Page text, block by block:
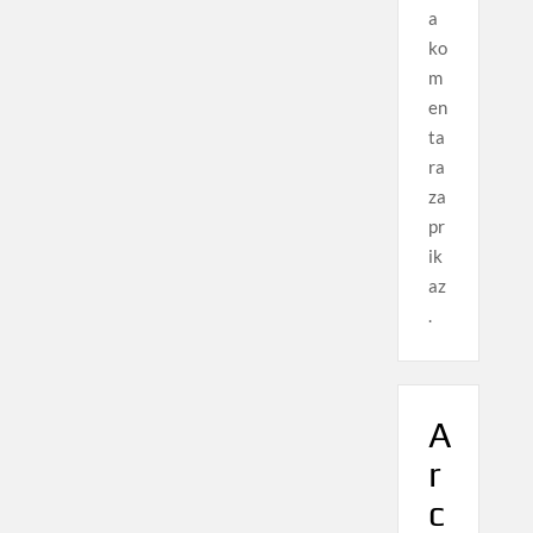
a
ko
m
en
ta
ra
za
pr
ik
az
.
A
r
c